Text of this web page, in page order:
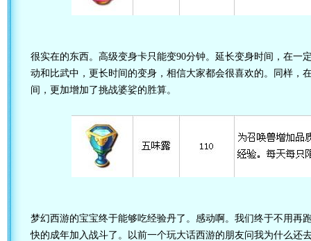
很实在的东西。高级变身卡只能变90分钟。延长变身时间，在一
动和比武中，更长时间的变身，相信大家都会很喜欢的。同样，
间，更加增加了挑战婆娑的胜算。
梦幻西游的宝宝终于能够吃经验丹了。感动啊。我们终于不用再
快的成年加入战斗了。以前一个玩大话西游的朋友问我为什么还